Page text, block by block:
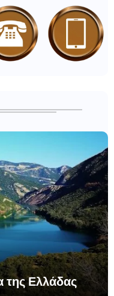
της Ελλάδας